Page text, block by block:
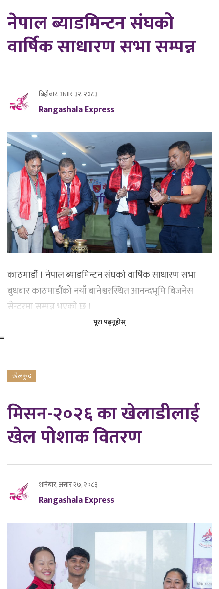
नेपाल ब्याडमिन्टन संघको
वार्षिक साधारण सभा सम्पन्न
बिहीबार, असार ३२, २०८३
Rangashala Express
काठमाडौं । नेपाल ब्याडमिन्टन संघको वार्षिक साधारण सभा
बुधबार काठमाडौंको नयाँ बानेश्वरस्थित आनन्दभूमि बिजनेस
सेन्टरमा सम्पन्न भएको छ ।
पूरा पढ्नूहोस्
=
खेलकुद
मिसन-२०२६ का खेलाडीलाई
खेल पोशाक वितरण
शनिबार, असार २७, २०८३
Rangashala Express